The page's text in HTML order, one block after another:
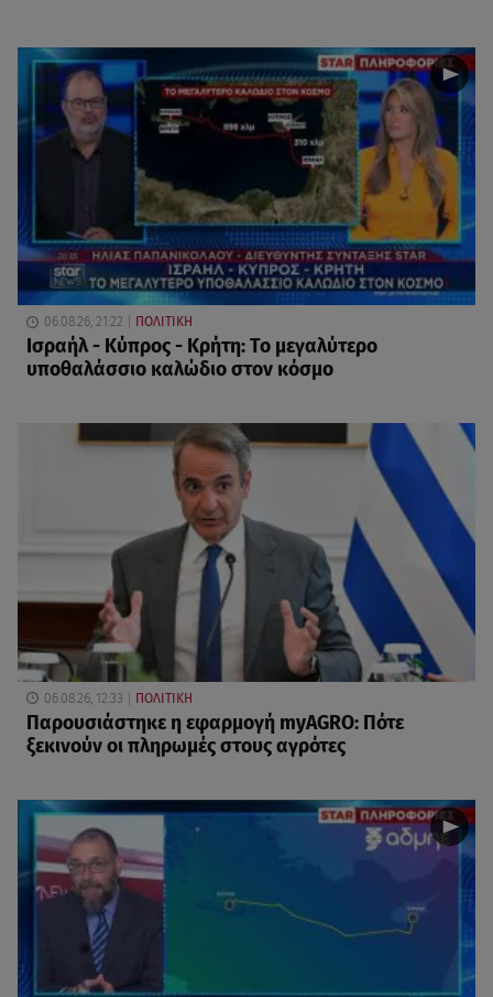
06.08.26, 21:22 ΠΟΛΙΤΙΚΗ
Ισραήλ - Κύπρος - Κρήτη: Το μεγαλύτερο
υποθαλάσσιο καλώδιο στον κόσμο
06.08.26, 12:33 ΠΟΛΙΤΙΚΗ
Παρουσιάστηκε η εφαρμογή myAGRO: Πότε
ξεκινούν οι πληρωμές στους αγρότες